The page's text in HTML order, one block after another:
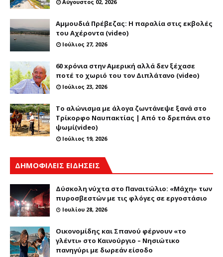
Αύγουστος 02, 2026
Αμμουδιά Πρέβεζας: Η παραλία στις εκβολές
του Αχέροντα (video)
Ιούλιος 27, 2026
60 xρόνια στην Αμερική αλλά δεν ξέχασε
ποτέ το χωριό του τον Διπλάτανο (video)
Ιούλιος 23, 2026
Το αλώνισμα με άλογα ζωντάνεψε ξανά στο
Τρίκορφο Ναυπακτίας | Από το δρεπάνι στο
ψωμί(video)
Ιούλιος 19, 2026
ΔΗΜΟΦΙΛΕΙΣ ΕΙΔΗΣΕΙΣ
Δύσκολη νύχτα στο Παναιτώλιο: «Μάχη» των
πυροσβεστών με τις φλόγες σε εργοστάσιο
Ιουλίου 28, 2026
Οικονομίδης και Σπανού φέρνουν «το
γλέντι» στο Καινούργιο – Νησιώτικο
πανηγύρι με δωρεάν είσοδο